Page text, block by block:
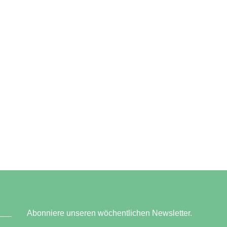
Abonniere unseren wöchentlichen Newsletter.